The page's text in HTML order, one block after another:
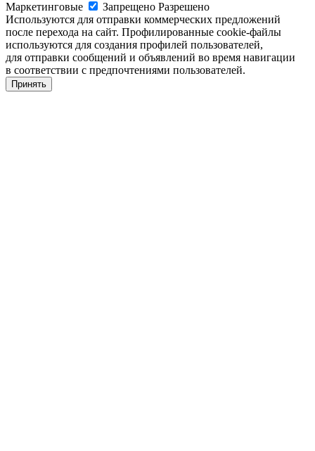
Маркетинговые
Запрещено Разрешено
Используются для отправки коммерческих предложений
после перехода на сайт. Профилированные cookie-файлы
используются для создания профилей пользователей,
для отправки сообщений и объявлений во время навигации
в соответствии с предпочтениями пользователей.
Принять